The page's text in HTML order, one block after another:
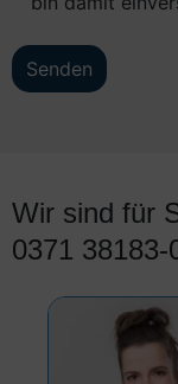
Wir sind für
0371 38183-